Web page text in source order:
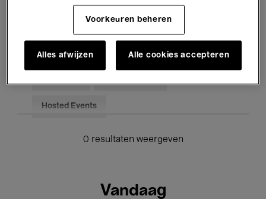
Elektronische Muziek
Voor iedereen Kids’ Palace
Hosted Events
0 resultaten weergeven
Vandaag
Voorkeuren beheren
Alles afwijzen Alle cookies accepteren